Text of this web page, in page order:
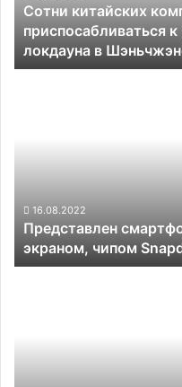
работе
условиях
локдауна
Сотни китайских
приспосабливаться
локдауна в
экраном,
чипом
Snapdragon
680
16.08.2022
Представлен
экраном, чипом